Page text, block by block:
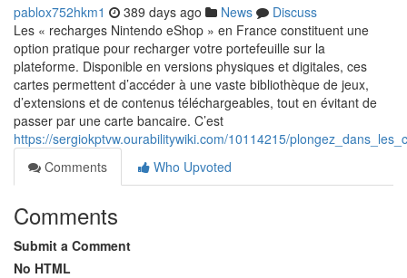
pablox752hkm1 389 days ago News
Discuss
Les « recharges Nintendo eShop » en France constituent une
option pratique pour recharger votre portefeuille sur la
plateforme. Disponible en versions physiques et digitales, ces
cartes permettent d’accéder à une vaste bibliothèque de jeux,
d’extensions et de contenus téléchargeables, tout en évitant de
passer par une carte bancaire. C’est
https://sergiokptvw.ourabilitywiki.com/10114215/
Comments
Who Upvoted
Comments
Submit a Comment
No HTML